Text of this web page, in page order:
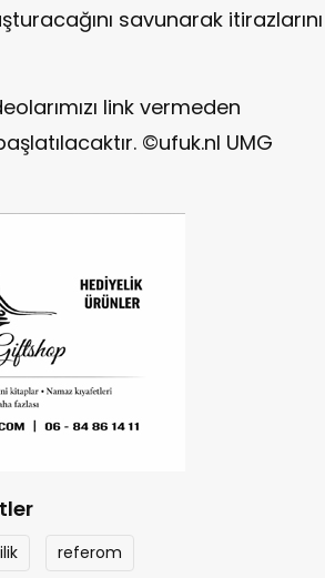
savunarak itirazlarını
link vermeden
©ufuk.nl UMG
referom